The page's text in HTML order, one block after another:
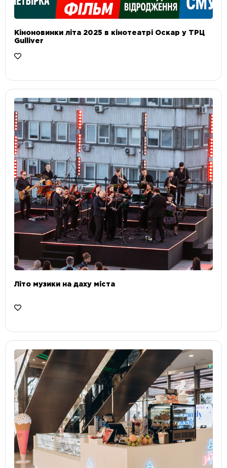
Кіноновинки літа 2025 в кінотеатрі Оскар у ТРЦ
Gulliver
Літо музики на даху міста